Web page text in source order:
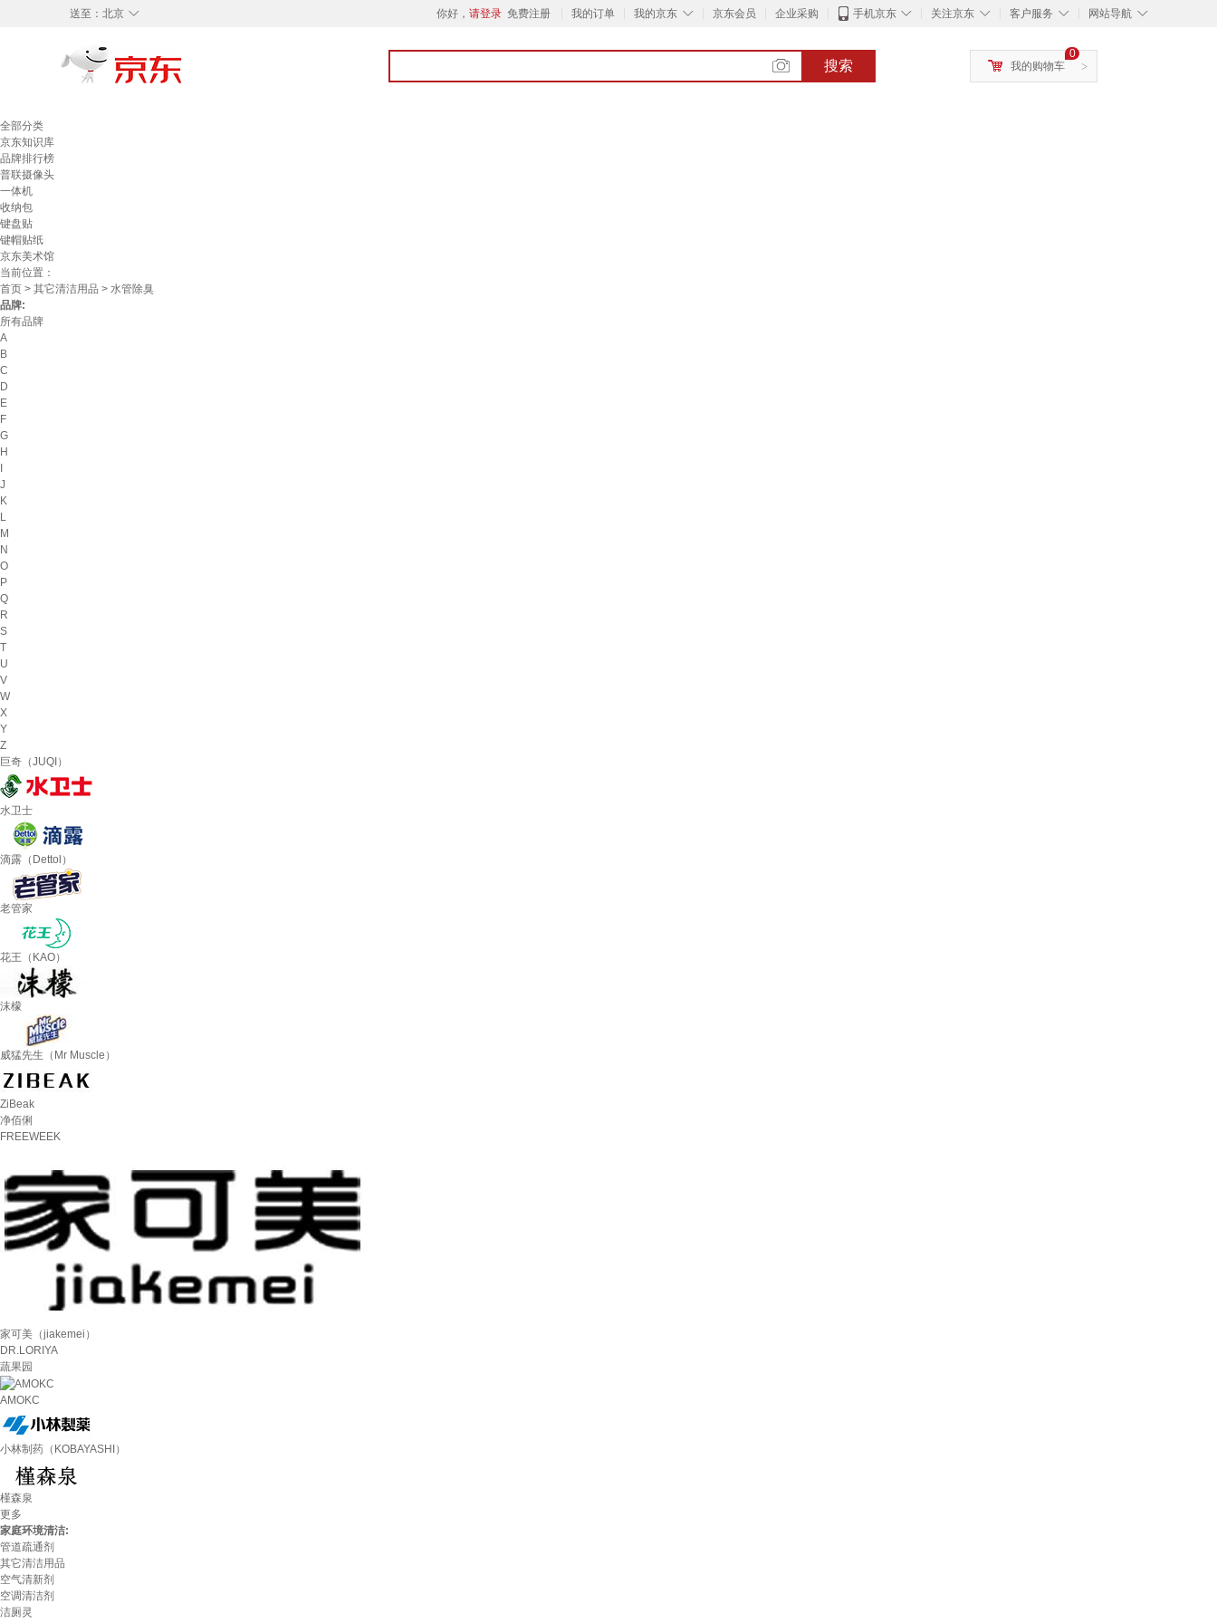
◇
送至： 北京 你好， 请登录 免费注册 我的订单 ◇
我的京东 京东会员 企业采购 ◇
手机京东 ◇
关注京东 ◇
客户服务 ◇
网站导航
搜索 >
0
我的购物车
全部分类
京东知识库
品牌排行榜
普联摄像头
一体机
收纳包
键盘贴
键帽贴纸
京东美术馆
当前位置：
首页 > 其它清洁用品 > 水管除臭
品牌:
所有品牌
A
B
C
D
E
F
G
H
J
K
L
M
N
O
P
Q
R
S
T
U
V
W
X
Y
Z
巨奇（JUQI）
水卫士
滴露（Dettol）
老管家
花王（KAO）
沫檬
威猛先生（Mr Muscle）
ZiBeak
净佰俐
FREEWEEK
家可美（jiakemei）
DR.LORIYA
蔬果园
AMOKC
小林制药（KOBAYASHI）
槿森泉
更多
家庭环境清洁:
管道疏通剂
其它清洁用品
空气清新剂
空调清洁剂
洁厕灵